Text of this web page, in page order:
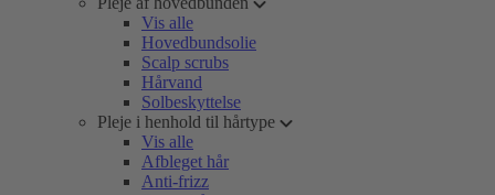
Vis alle
Hovedbundsolie
Scalp scrubs
Hårvand
Solbeskyttelse
Pleje i henhold til hårtype
Vis alle
Afbleget hår
Anti-frizz